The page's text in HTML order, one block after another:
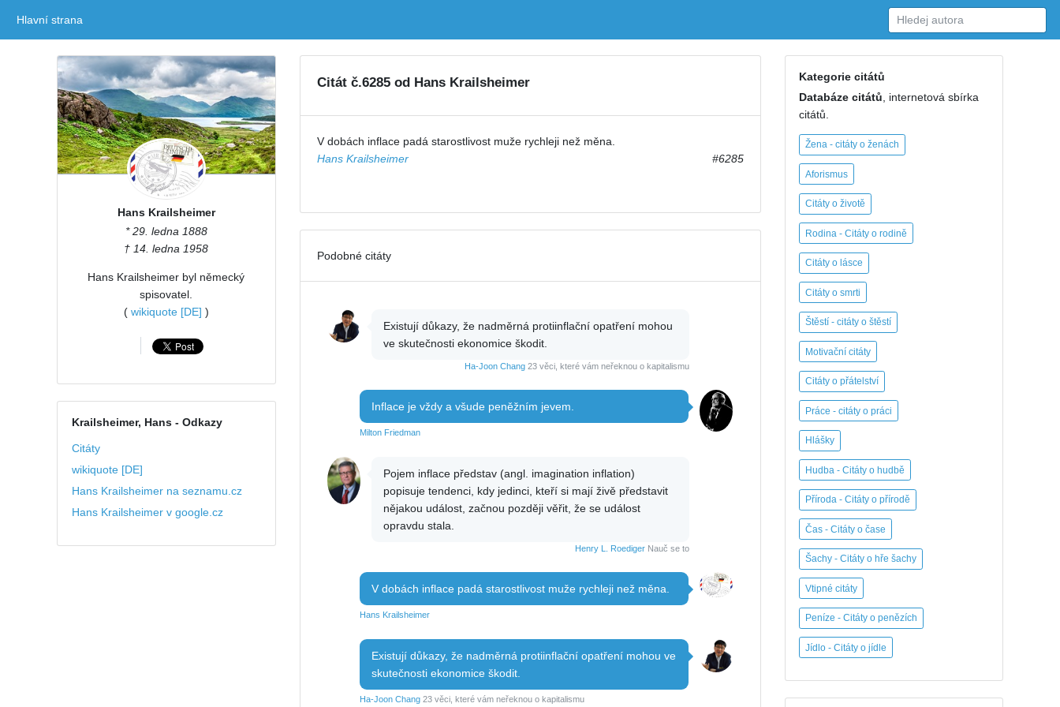
Hlavní strana
Hans Krailsheimer
* 29. ledna 1888
† 14. ledna 1958
Hans Krailsheimer byl německý
spisovatel.
( wikiquote [DE] )
Krailsheimer, Hans- Odkazy
Citáty
wikiquote [DE]
Hans Krailsheimer na seznamu.cz
Hans Krailsheimer v google.cz
Citát č.6285 od Hans Krailsheimer
V dobách inflace padá starostlivost muže rychleji než měna.
Hans Krailsheimer
#6285
Podobné citáty
Existují důkazy, že nadměrná protiinflační opatření mohou
ve skutečnosti ekonomice škodit.
Ha-Joon Chang23 věci, které vám neřeknou o kapitalismu
Inflace je vždy a všude peněžním jevem.
Milton Friedman
Pojem inflace představ (angl. imagination inflation)
popisuje tendenci, kdy jedinci, kteří si mají živě představit
nějakou událost, začnou později věřit, že se událost
opravdu stala.
Henry L. RoedigerNauč se to
V dobách inflace padá starostlivost muže rychleji než měna.
Hans Krailsheimer
Existují důkazy, že nadměrná protiinflační opatření mohou ve
skutečnosti ekonomice škodit.
Ha-Joon Chang23 věci, které vám neřeknou o kapitalismu
Kategorie citátů
Databáze citátů , internetová sbírka
citátů.
Žena - citáty o ženách
Aforismus
Citáty o životě
Rodina - Citáty o rodině
Citáty o lásce
Citáty o smrti
Štěstí - citáty o štěstí
Motivační citáty
Citáty o přátelství
Práce - citáty o práci
Hlášky
Hudba - Citáty o hudbě
Příroda - Citáty o přírodě
Čas - Citáty o čase
Šachy - Citáty o hře šachy
Vtipné citáty
Peníze - Citáty o penězích
Jídlo - Citáty o jídle